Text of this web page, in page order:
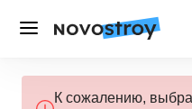
К сожалению,